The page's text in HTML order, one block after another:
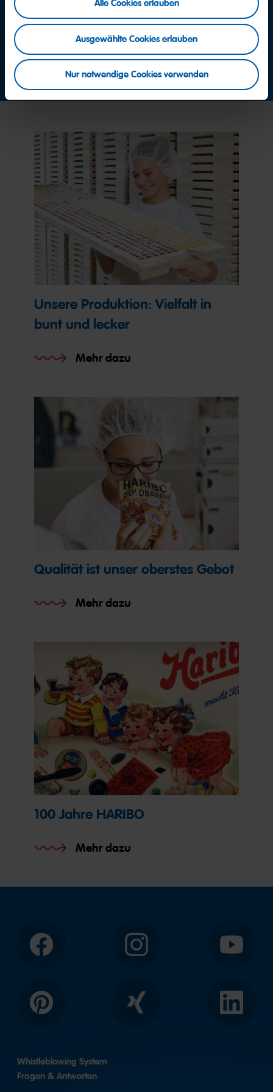
Alle Cookies erlauben
Ausgewählte Cookies erlauben
Nur notwendige Cookies verwenden
Lassen Sie sich einfach von der Zentrale mit dem
Jetzt Kontakt aufnehmen
Unsere Produktion: Vielfalt in
bunt und lecker
Mehr dazu
Qualität ist unser oberstes Gebot
Mehr dazu
100 Jahre HARIBO
Mehr dazu
Facebook Instagram YouTube
Pinterest Xing LinkedIn
Whistleblowing System
Fragen & Antworten